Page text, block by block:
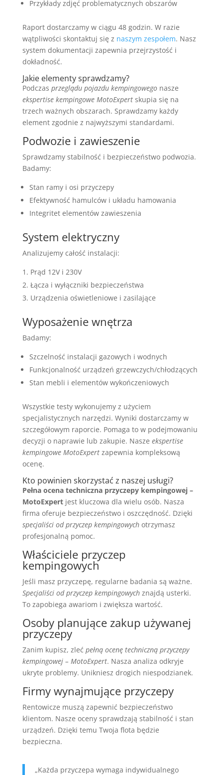
Przykłady zdjęć problematycznych obszarów
Raport dostarczamy w ciągu 48 godzin. W razie
wątpliwości skontaktuj się z naszym zespołem. Nasz
system dokumentacji zapewnia przejrzystość i
dokładność.
Jakie elementy sprawdzamy?
Podczas przeglądu pojazdu kempingowegonasze
ekspertise kempingowe MotoExpertskupia się na
trzech ważnych obszarach. Sprawdzamy każdy
element zgodnie z najwyższymi standardami.
Podwozie i zawieszenie
Sprawdzamy stabilność i bezpieczeństwo podwozia.
Badamy:
Stan ramy i osi przyczepy
Efektywność hamulców i układu hamowania
Integritet elementów zawieszenia
System elektryczny
Analizujemy całość instalacji:
Prąd 12V i 230V
Łącza i wyłączniki bezpieczeństwa
Urządzenia oświetleniowe i zasilające
Wyposażenie wnętrza
Badamy:
Szczelność instalacji gazowych i wodnych
Funkcjonalność urządzeń grzewczych/chłodzących
Stan mebli i elementów wykończeniowych
Wszystkie testy wykonujemy z użyciem
specjalistycznych narzędzi. Wyniki dostarczamy w
szczegółowym raporcie. Pomaga to w podejmowaniu
decyzji o naprawie lub zakupie. Nasze ekspertise
kempingowe MotoExpertzapewnia kompleksową
ocenę.
Kto powinien skorzystać z naszej usługi?
Pełna ocena techniczna przyczepy kempingowej –
MotoExpertjest kluczowa dla wielu osób. Nasza
firma oferuje bezpieczeństwo i oszczędność. Dzięki
specjaliści od przyczep kempingowychotrzymasz
profesjonalną pomoc.
Właściciele przyczep
kempingowych
Jeśli masz przyczepę, regularne badania są ważne.
Specjaliści od przyczep kempingowychznajdą usterki.
To zapobiega awariom i zwiększa wartość.
Osoby planujące zakup używanej
przyczepy
Zanim kupisz, zleć pełną ocenę techniczną przyczepy
kempingowej – MotoExpert. Nasza analiza odkryje
ukryte problemy. Unikniesz drogich niespodzianek.
Firmy wynajmujące przyczepy
Rentowicze muszą zapewnić bezpieczeństwo
klientom. Nasze oceny sprawdzają stabilność i stan
urządzeń. Dzięki temu Twoja flota będzie
bezpieczna.
„Każda przyczepa wymaga indywidualnego